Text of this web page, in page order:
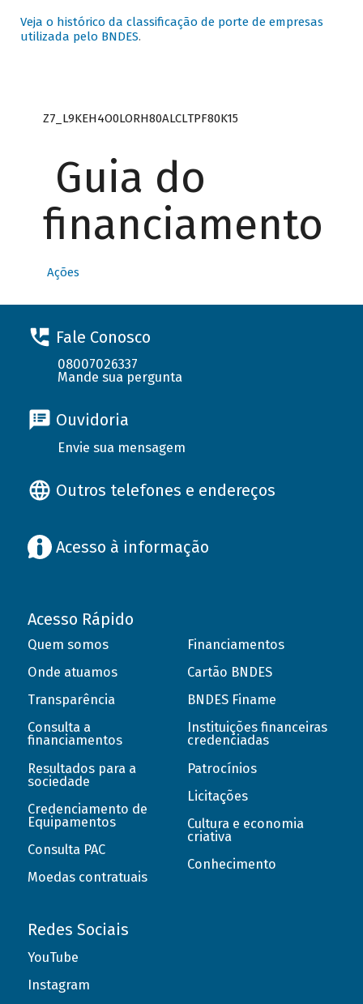
Veja o histórico da classificação de porte de empresas
utilizada pelo BNDES.
Z7_L9KEH4O0LORH80ALCLTPF80K15
Guia do
financiamento
Ações
Fale Conosco
08007026337
Mande sua pergunta
Ouvidoria
Envie sua mensagem
Outros telefones e endereços
Acesso à informação
Acesso Rápido
Quem somos
Onde atuamos
Transparência
Consulta a
financiamentos
Resultados para a
sociedade
Credenciamento de
Equipamentos
Consulta PAC
Moedas contratuais
Financiamentos
Cartão BNDES
BNDES Finame
Instituições financeiras
credenciadas
Patrocínios
Licitações
Cultura e economia
criativa
Conhecimento
Redes Sociais
YouTube
Instagram